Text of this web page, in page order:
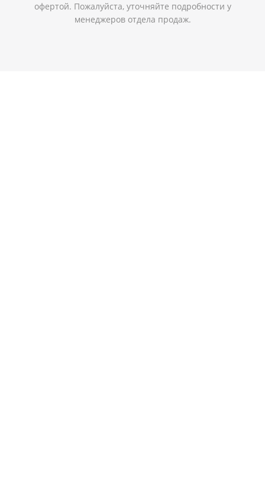
офертой. Пожалуйста, уточняйте подробности у
менеджеров отдела продаж.